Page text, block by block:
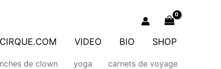
VIDEO BIO SHOP
de clown yoga carnets de voyage